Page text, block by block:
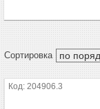
204906.3